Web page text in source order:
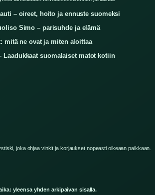
– oireet, hoito ja ennuste suomeksi
Simo – parisuhde ja elämä
mitä ne ovat ja miten aloittaa
Laadukkaat suomalaiset matot kotiin
joka ohjaa vinkit ja korjaukset nopeasti oikeaan paikkaan.
yleensa yhden arkipaivan sisalla.